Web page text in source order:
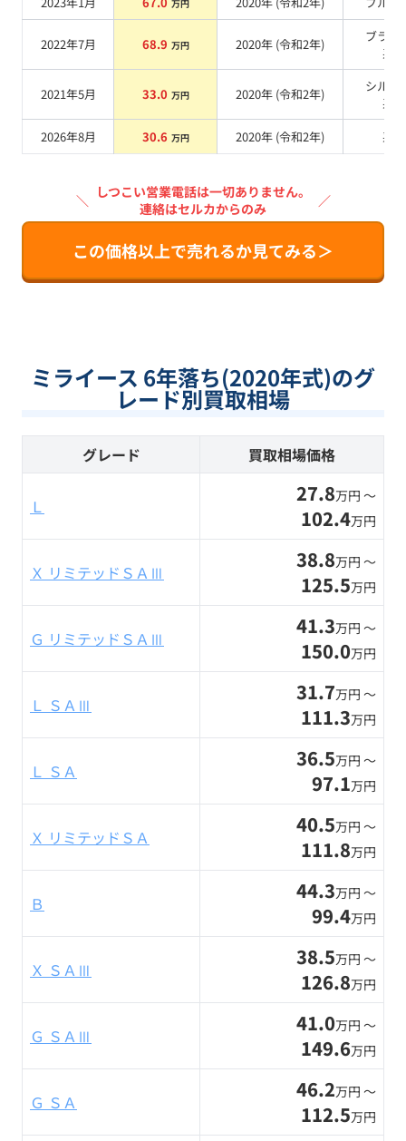
万円
2022年7月 68.9 万円 2020年 (令和2年)
ブラッ
系
2021年5月 33.0 万円 2020年 (令和2年)
シルバ
系
2026年8月
30.6 万円 2020年 (令和2年) 系
＼ しつこい営業電話は一切ありません。
連絡はセルカからのみ
／
この価格以上で売れるか見てみる＞
ミライース 6年落ち(2020年式)のグ
レード別買取相場
グレード 買取相場価格
Ｌ 27.8万円 〜
102.4万円
Ｘ リミテッドＳＡⅢ 38.8万円 〜
125.5万円
Ｇ リミテッドＳＡⅢ 41.3万円 〜
150.0万円
Ｌ ＳＡⅢ 31.7万円 〜
111.3万円
Ｌ ＳＡ 36.5万円 〜
97.1万円
Ｘ リミテッドＳＡ 40.5万円 〜
111.8万円
Ｂ 44.3万円 〜
99.4万円
Ｘ ＳＡⅢ 38.5万円 〜
126.8万円
Ｇ ＳＡⅢ 41.0万円 〜
149.6万円
Ｇ ＳＡ 46.2万円 〜
112.5万円